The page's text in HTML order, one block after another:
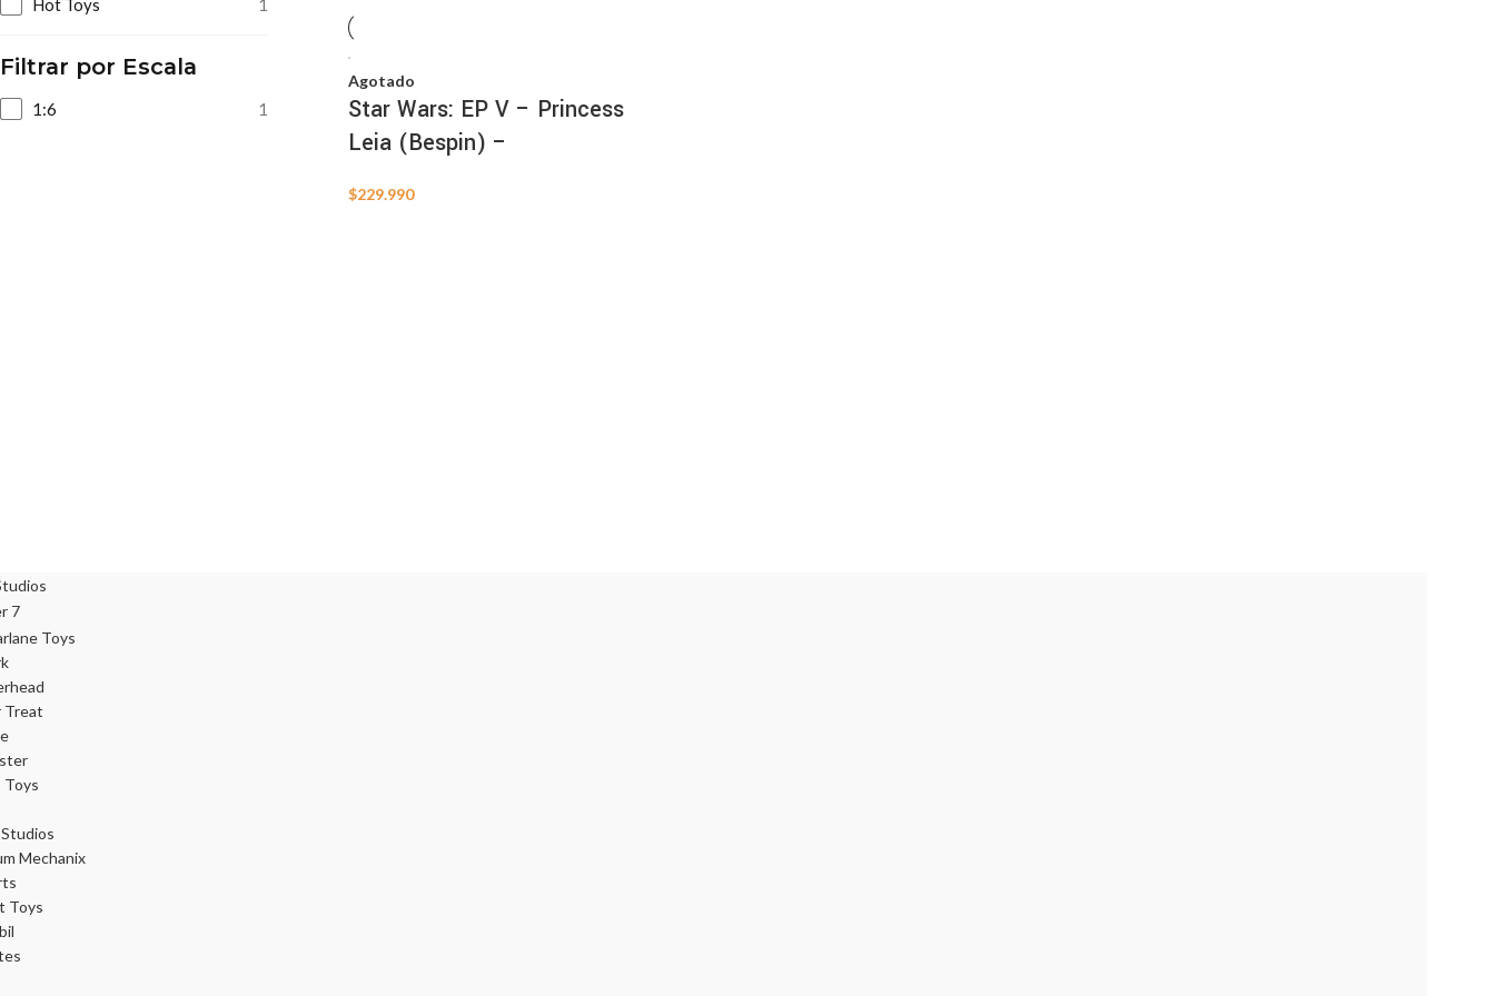
Filtrar por Escala
1:6 1
Agotado
Star Wars: EP V – Princess
Leia (Bespin) –
$229.990
Treat
Toys
Mechanix
Toys